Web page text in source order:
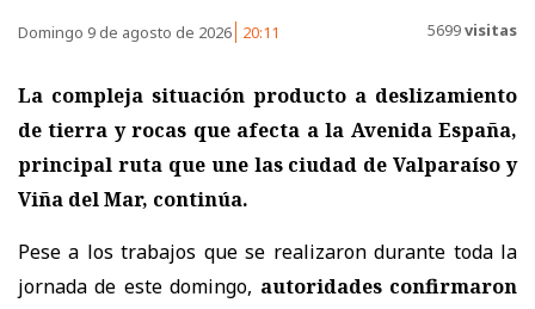
Domingo 9 de agosto de 2026 20:11 5699visitas
La compleja situación producto a deslizamiento
de tierra y rocas que afecta a la Avenida España,
principal ruta que une las ciudad de Valparaíso y
Viña del Mar, continúa.
Pese a los trabajos que se realizaron durante toda la
jornada de este domingo, autoridades confirmaron